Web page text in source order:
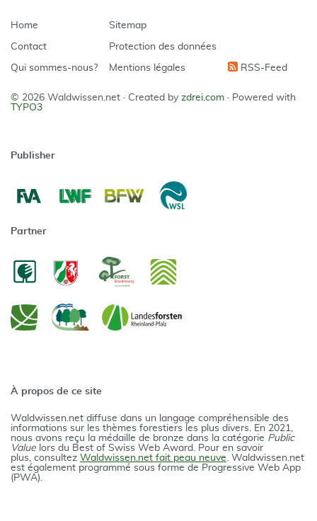
Home
Contact
Qui sommes-nous?
Sitemap
Protection des données
Mentions légales RSS-Feed
© 2026 Waldwissen.net · Created by zdrei.com · Powered with
TYPO3
Publisher
Partner
À propos de ce site
Waldwissen.net diffuse dans un langage compréhensible des
informations sur les thèmes forestiers les plus divers. En 2021,
nous avons reçu la médaille de bronze dans la catégorie Public
Value lors du Best of Swiss Web Award. Pour en savoir
plus, consultez Waldwissen.net fait peau neuve. Waldwissen.net
est également programmé sous forme de Progressive Web App
(PWA).